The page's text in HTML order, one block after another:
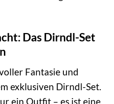
Das Dirndl-Set
Fantasie und
exklusiven Dirndl-Set.
ein Outfit – es ist eine